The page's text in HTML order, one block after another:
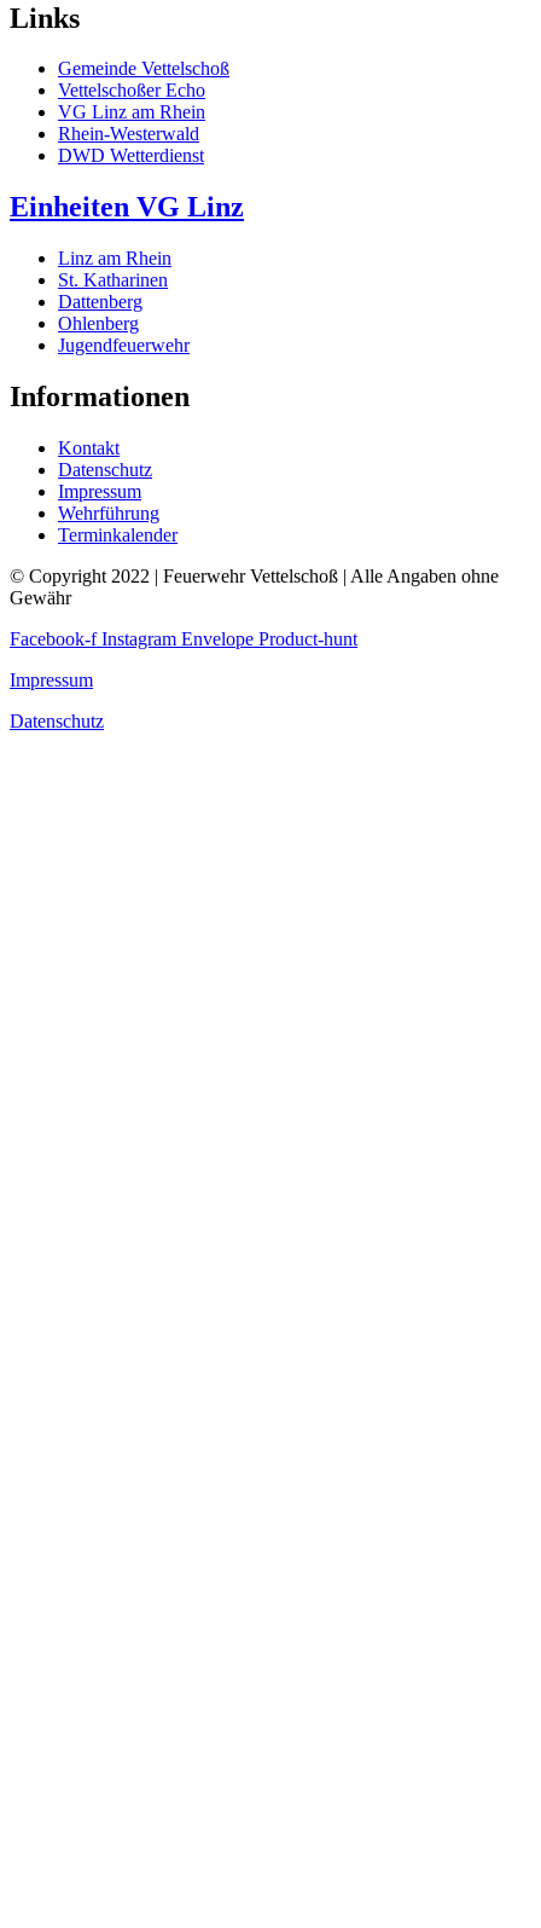
Links
Gemeinde Vettelschoß
Vettelschoßer Echo
VG Linz am Rhein
Rhein-Westerwald
DWD Wetterdienst
Einheiten VG Linz
Linz am Rhein
St. Katharinen
Dattenberg
Ohlenberg
Jugendfeuerwehr
Informationen
Kontakt
Datenschutz
Impressum
Wehrführung
Terminkalender
© Copyright 2022 | Feuerwehr Vettelschoß | Alle Angaben ohne
Gewähr
Facebook-f Instagram Envelope Product-hunt
Impressum
Datenschutz